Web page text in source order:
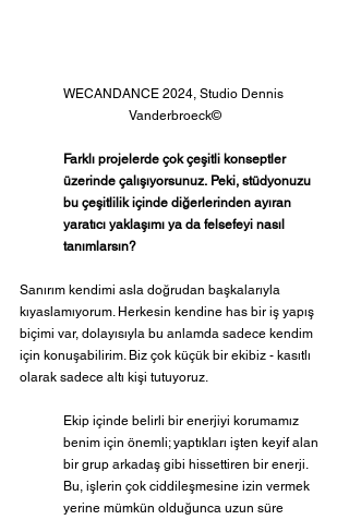
WECANDANCE 2024, Studio Dennis
Vanderbroeck©
Farklı projelerde çok çeşitli konseptler
üzerinde çalışıyorsunuz. Peki, stüdyonuzu
bu çeşitlilik içinde diğerlerinden ayıran
yaratıcı yaklaşımı ya da felsefeyi nasıl
tanımlarsın?
Sanırım kendimi asla doğrudan başkalarıyla
kıyaslamıyorum. Herkesin kendine has bir iş yapış
biçimi var, dolayısıyla bu anlamda sadece kendim
için konuşabilirim. Biz çok küçük bir ekibiz - kasıtlı
olarak sadece altı kişi tutuyoruz.
Ekip içinde belirli bir enerjiyi korumamız
benim için önemli; yaptıkları işten keyif alan
bir grup arkadaş gibi hissettiren bir enerji.
Bu, işlerin çok ciddileşmesine izin vermek
yerine mümkün olduğunca uzun süre